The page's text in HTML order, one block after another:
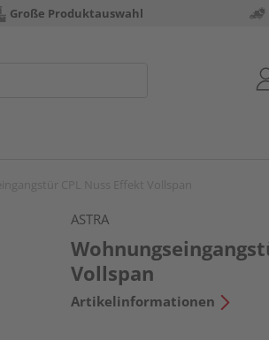
Große Produktauswahl
ASTRA
Vollspan
Artikelinformationen